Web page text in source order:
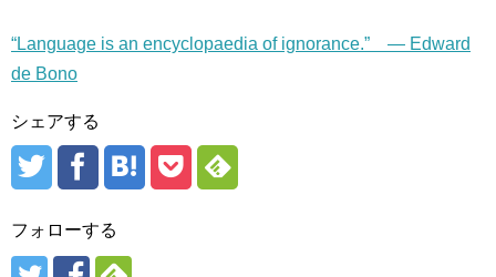
“Language is an encyclopaedia of ignorance.” — Edward
de Bono
シェアする
フォローする